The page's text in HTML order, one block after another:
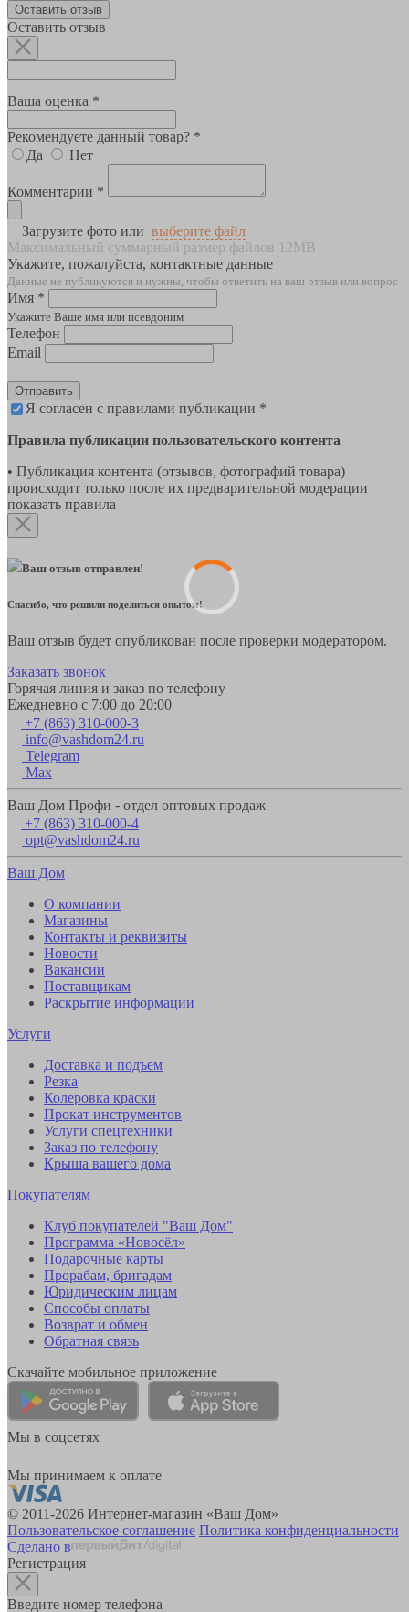
Оставить отзыв
Оставить отзыв
Ваша оценка *
Рекомендуете данный товар? *
Да
Нет
Комментарии *
Загрузите фото или выберите файл
Максимальный суммарный размер файлов 12MB
Укажите, пожалуйста, контактные данные
Данные не публикуются и нужны, чтобы ответить на ваш отзыв или вопрос
Имя *
Укажите Ваше имя или псевдоним
Телефон
Email
Отправить
Я согласен с правилами публикации *
Правила публикации пользовательского контента
• Публикация контента (отзывов, фотографий товара)
происходит только после их предварительной модерации
показать правила
Ваш отзыв отправлен!
Спасибо, что решили поделиться опытом!
Ваш отзыв будет опубликован после проверки модератором.
Заказать звонок
Горячая линия и заказ по телефону
Ежедневно с 7:00 до 20:00
+7 (863) 310-000-3
info@vashdom24.ru
Telegram
Max
Ваш Дом Профи - отдел оптовых продаж
+7 (863) 310-000-4
opt@vashdom24.ru
Ваш Дом
О компании
Магазины
Контакты и реквизиты
Новости
Вакансии
Поставщикам
Раскрытие информации
Услуги
Доставка и подъем
Резка
Колеровка краски
Прокат инструментов
Услуги спецтехники
Заказ по телефону
Крыша вашего дома
Покупателям
Клуб покупателей "Ваш Дом"
Программа «Новосёл»
Подарочные карты
Прорабам, бригадам
Юридическим лицам
Способы оплаты
Возврат и обмен
Обратная связь
Скачайте мобильное приложение
Мы в соцсетях
Мы принимаем к оплате
© 2011-2026 Интернет-магазин «Ваш Дом»
Пользовательское соглашение Политика конфиденциальности
Сделано в
Регистрация
Введите номер телефона